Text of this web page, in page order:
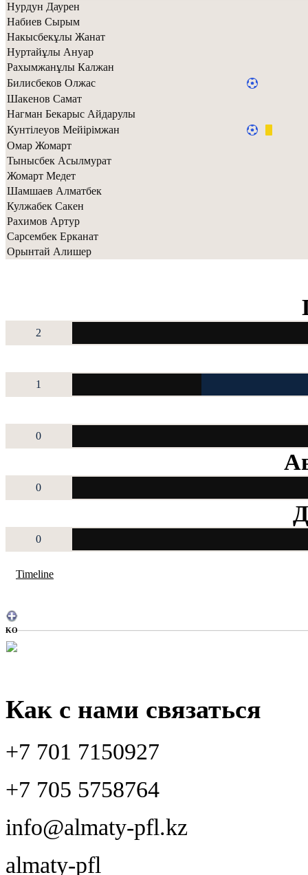
Нурдун Даурен
Набиев Сырым
Накысбекұлы Жанат
Нуртайұлы Ануар
Рахымжанұлы Калжан
Билисбеков Олжас
Шакенов Самат
Нагман Бекарыс Айдарулы
Кунтiлеуов Мейiрiмжан
Омар Жомарт
Тынысбек Асылмурат
Жомарт Медет
Шамшаев Алматбек
Кулжабек Сакен
Рахимов Артур
Сарсембек Ерканат
Орынтай Алишер
2
1
0
0
0
Timeline
KO
Как с нами связаться
+7 701 7150927
+7 705 5758764
info@almaty-pfl.kz
almaty-pfl